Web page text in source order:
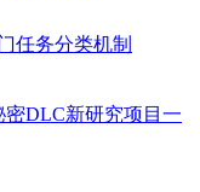
密DLC新研究项目一